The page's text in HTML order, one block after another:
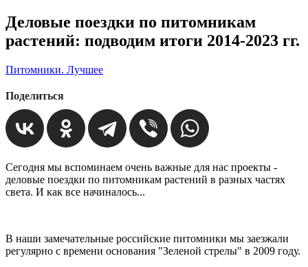
Деловые поездки по питомникам
растений: подводим итоги 2014-2023 гг.
Питомники. Лучшее
Поделиться
Сегодня мы вспоминаем очень важные для нас проекты -
деловые поездки по питомникам растений в разных частях
света. И как все начиналось...
В наши замечательные российские питомники мы заезжали
регулярно с времени основания "Зеленой стрелы" в 2009 году.